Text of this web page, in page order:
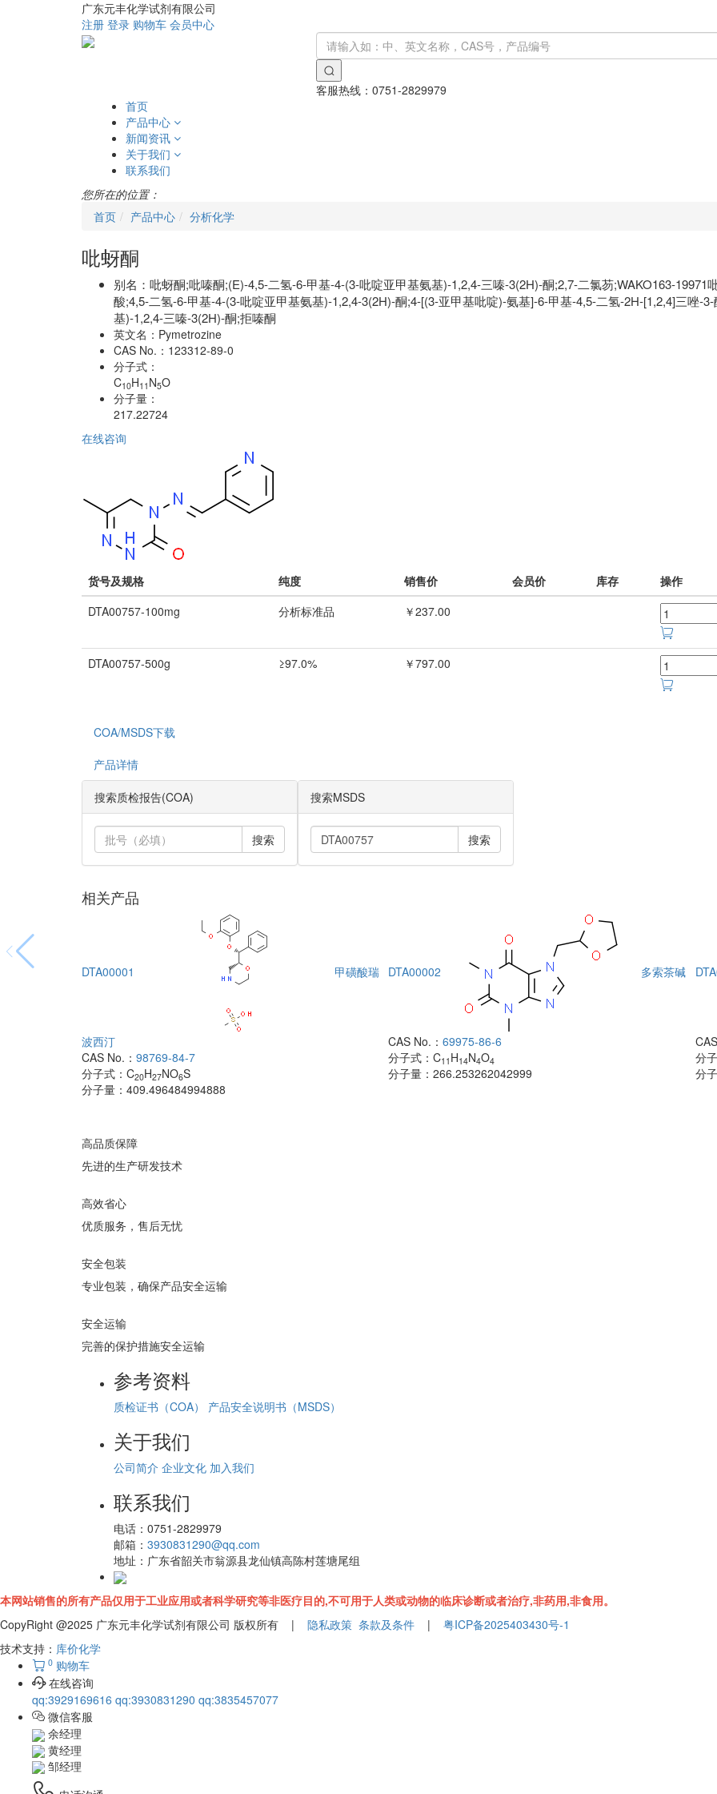
广东元丰化学试剂有限公司
注册 登录 购物车 会员中心
客服热线： 0751-2829979
首页
产品中心
新闻资讯
关于我们
联系我们
您所在的位置：
首页
产品中心 分析化学
吡蚜酮
别名： 吡蚜酮;吡嗪酮;(E)-4,5-二氢-6-甲基-4-(3-吡啶亚甲基氨基)-1,2,4-三嗪-3(2H)-酮;2,7-二氯芴;WAKO163-
酸;4,5-二氢-6-甲基-4-(3-吡啶亚甲基氨基)-1,2,4-3(2H)-酮;4-[(3-亚甲基吡啶)-氨基]-6-甲基-4,5-二氢-2H-[1,2,4]三唑-
基)-1,2,4-三嗪-3(2H)-酮;拒嗪酮
英文名： Pymetrozine
CAS No.： 123312-89-0
分子式：
C10H11 N5O
分子量：
217.22724
在线咨询
货号及规格 纯度 销售价 会员价 库存
操作
DTA00757-100mg
分析标准品 ￥237.00
DTA00757-500g ≥97.0% ￥797.00
COA/MSDS下载
产品详情
搜索质检报告(COA)
搜索
搜索MSDS
搜索
相关产品
DTA00001 甲磺酸瑞
波西汀
CAS No.： 98769-84-7
分子式： C20H27NO6S
分子量： 409.496484994888
DTA00002 多索茶碱
CAS No.：69975-86-6
分子式：C11 H14N4O4
分子量：266.253262042999
分
分
高品质保障
先进的生产研发技术
高效省心
优质服务，售后无忧
安全包装
专业包装，确保产品安全运输
安全运输
完善的保护措施安全运输
参考资料
质检证书（COA） 产品安全说明书（MSDS）
关于我们
公司简介 企业文化 加入我们
联系我们
电话： 0751-2829979
邮箱： 3930831290@qq.com
地址： 广东省韶关市翁源县龙仙镇高陈村莲塘尾组
本网站销售的所有产品仅用于工业应用或者科学研究等非医疗目的,不可用于人类或动物的临床诊断或者治疗,非药用,非食用。
CopyRight @2025 广东元丰化学试剂有限公司 版权所有 | 隐私政策 条款及条件 | 粤ICP备2025403430号-1
技术支持： 库价化学
0 购物车
在线咨询
qq:3929169616 qq:3930831290 qq:3835457077
微信客服
余经理
黄经理
邹经理